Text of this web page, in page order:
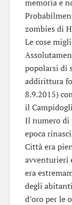
memoria e
zombies di
Le cose
popolarsi di
addirittura
8.9.2015)
il
Il numero di
epoca
Città era
avventurieri
era
degli
d’oro per le